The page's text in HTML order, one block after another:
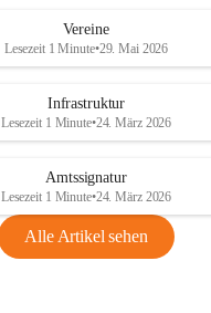
Vereine
Lesezeit 1 Minute•29. Mai 2026
Infrastruktur
Lesezeit 1 Minute•24. März 2026
Amtssignatur
Lesezeit 1 Minute•24. März 2026
Alle Artikel sehen